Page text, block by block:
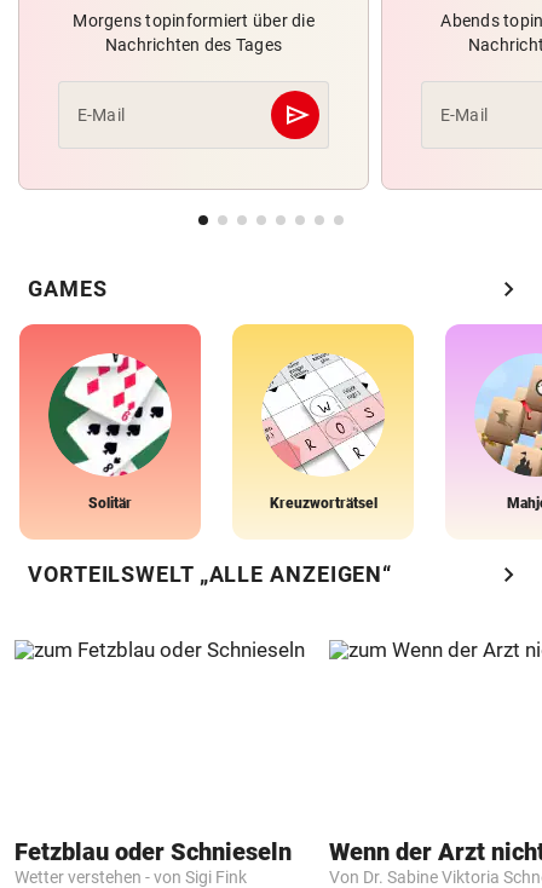
Morgens topinformiert über die
Nachrichten des Tages
E-Mail send
Abschicken
Abends
E-Mail
GAMES chevron_right
Solitär Kreuzworträtsel
VORTEILSWELT „ALLE ANZEIGEN“ chevron_right
Fetzblau oder Schnieseln
Wetter verstehen - von Sigi Fink Von Dr. Sabine Viktoria